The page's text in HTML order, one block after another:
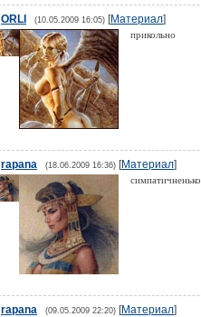
ORLI (10.05.2009 16:05) [Материал]
прикольно
rapana (18.06.2009 16:36) [Материал]
симпатичненько
rapana (09.05.2009 22:20) [Материал]